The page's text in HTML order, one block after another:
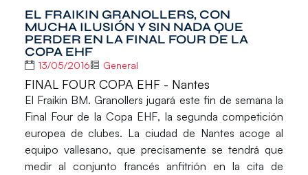
EL FRAIKIN GRANOLLERS, CON
MUCHA ILUSIÓN Y SIN NADA QUE
PERDER EN LA FINAL FOUR DE LA
COPA EHF
13/05/2016 General
FINAL FOUR COPA EHF - Nantes
El Fraikin BM. Granollersjugará este fin de semana la
Final Fourde la Copa EHF, la segunda competición
europea de clubes. La ciudad de Nantes acoge al
equipo vallesano, que precisamente se tendrá que
medir al conjunto francés anfitrión en la cita de